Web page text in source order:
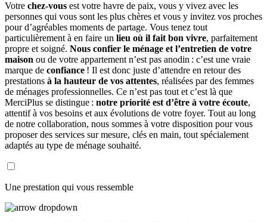
Votre chez-vous est votre havre de paix, vous y vivez avec les
personnes qui vous sont les plus chères et vous y invitez vos proches
pour d’agréables moments de partage. Vous tenez tout
particulièrement à en faire un lieu où il fait bon vivre, parfaitement
propre et soigné. Nous confier le ménage et l’entretien de votre
maison ou de votre appartement n’est pas anodin : c’est une vraie
marque de confiance ! Il est donc juste d’attendre en retour des
prestations à la hauteur de vos attentes, réalisées par des femmes
de ménages professionnelles. Ce n’est pas tout et c’est là que
MerciPlus se distingue : notre priorité est d’être à votre écoute,
attentif à vos besoins et aux évolutions de votre foyer. Tout au long
de notre collaboration, nous sommes à votre disposition pour vous
proposer des services sur mesure, clés en main, tout spécialement
adaptés au type de ménage souhaité.
Une prestation qui vous ressemble